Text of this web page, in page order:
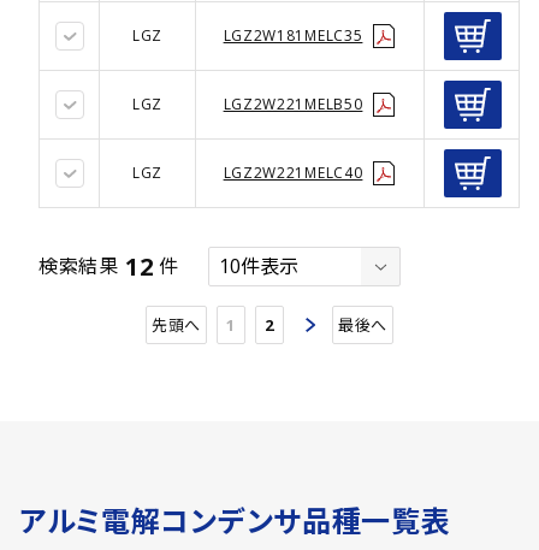
LGZ LGZ2W181MELC35
LGZ LGZ2W221MELB50
LGZ LGZ2W221MELC40
検索結果 12 件
先頭へ 1 2 最後へ
アルミ電解コンデンサ品種一覧表